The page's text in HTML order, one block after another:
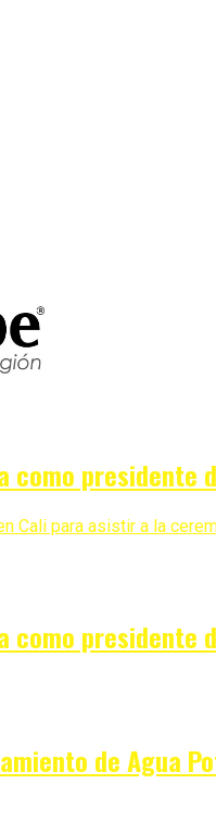
presidente
Cali para asistir a la
presidente
de Agua